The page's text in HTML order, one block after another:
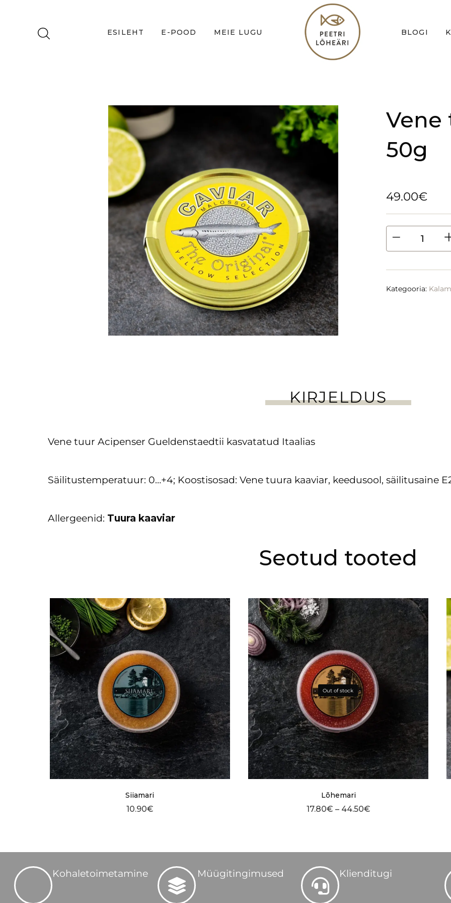
ESILEHT E-POOD MEIE LUGU BLOGI
Vene
50g
49.00€
Kategooria:
KIRJELDUS
Vene tuur Acipenser Gueldenstaedtii kasvatatud Itaalias
Säilitustemperatuur: 0…+4; Koostisosad: Vene tuura kaaviar, keedusool, säilitusaine
Allergeenid: Tuura kaaviar
Seotud tooted
Siiamari
10.90€
Out of stock
Lõhemari
17.80€ – 44.50€
Kohaletoimetamine Müügitingimused Klienditugi